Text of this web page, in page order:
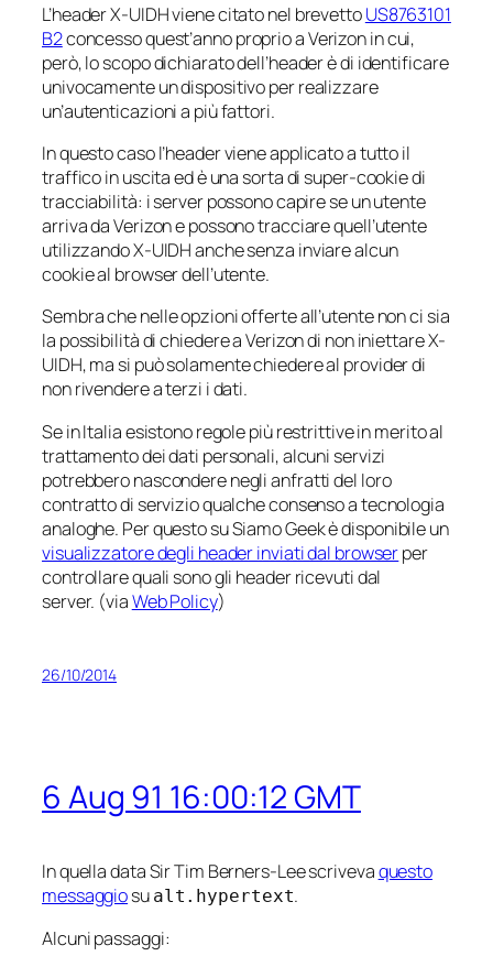
L’header X-UIDH viene citato nel brevettoUS8763101
B2concesso quest’anno proprio a Verizon in cui,
però, lo scopo dichiarato dell’header è di identificare
univocamente un dispositivo per realizzare
un’autenticazioni a più fattori.
In questo caso l’header viene applicato a tutto il
traffico in uscita ed è una sorta di super-cookie di
tracciabilità: i server possono capire se un utente
arriva da Verizon e possono tracciare quell’utente
utilizzando X-UIDH anche senza inviare alcun
cookie al browser dell’utente.
Sembra che nelle opzioni offerte all’utente non ci sia
la possibilità di chiedere a Verizon di non iniettare X-
UIDH, ma si può solamente chiedere al provider di
non rivendere a terzi i dati.
Se in Italia esistono regole più restrittive in merito al
trattamento dei dati personali, alcuni servizi
potrebbero nascondere negli anfratti del loro
contratto di servizio qualche consenso a tecnologia
analoghe. Per questo su Siamo Geek è disponibile un
visualizzatore degli header inviati dal browserper
controllare quali sono gli header ricevuti dal
server. (viaWeb Policy)
26/10/2014
6 Aug 91 16:00:12 GMT
In quella data Sir Tim Berners-Lee scrivevaquesto
messaggiosu alt.hypertext.
Alcuni passaggi: